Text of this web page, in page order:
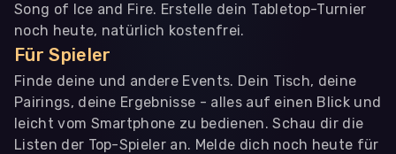
Song of Ice and Fire. Erstelle dein Tabletop-Turnier
noch heute, natürlich kostenfrei.
Für Spieler
Finde deine und andere Events. Dein Tisch, deine
Pairings, deine Ergebnisse - alles auf einen Blick und
leicht vom Smartphone zu bedienen. Schau dir die
Listen der Top-Spieler an. Melde dich noch heute für